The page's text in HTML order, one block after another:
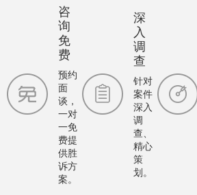
咨
询
免
费
预约
面
谈，
一对
一免
费提
供胜
诉方
案。
深
入
调
查
针对
案件
深入
调
查、
精心
策
划。